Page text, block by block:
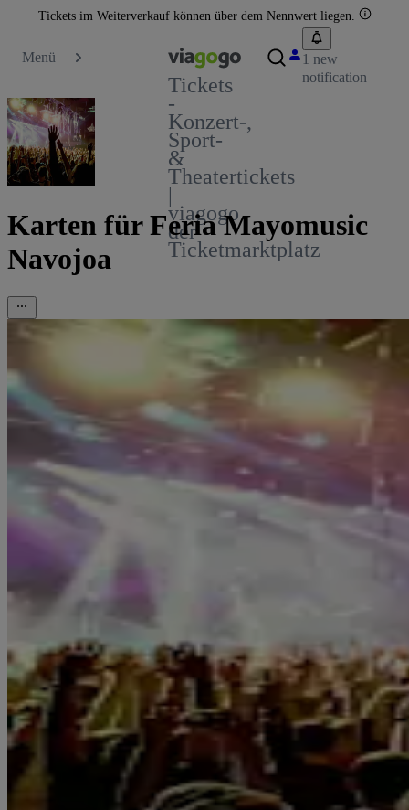
Tickets im Weiterverkauf können über dem Nennwert liegen.
Menü
Tickets
-
Konzert-,
Sport-
&
Theatertickets
|
viagogo
der
Ticketmarktplatz
1 new
notification
Karten für Feria Mayomusic
Navojoa